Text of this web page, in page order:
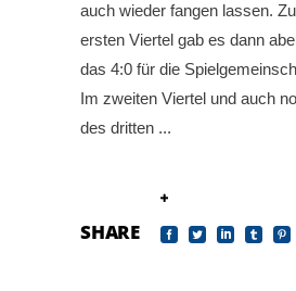
auch wieder fangen lassen.
ersten Viertel gab es dann
das 4:0 für die
Im zweiten Viertel und auch
des dritten
SHARE